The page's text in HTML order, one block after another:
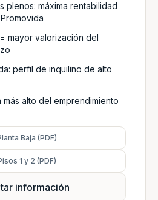
plenos: máxima rentabilidad
mayor valorización del
perfil de inquilino de alto
alto del emprendimiento
Baja (PDF)
1 y 2 (PDF)
información